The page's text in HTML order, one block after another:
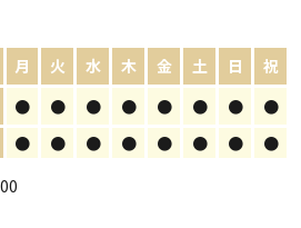
月 火 水 木 金 土 日
祝
● ● ● ● ● ● ●
●
● ● ● ● ● ● ●
●